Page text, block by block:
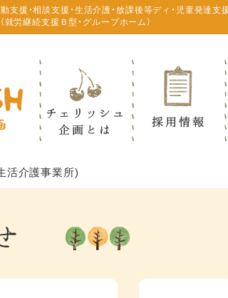
相談支援・生活介護・放課後等ディ・児童発達支援
継続支援Ｂ型・グループホーム）
活介護事業所)